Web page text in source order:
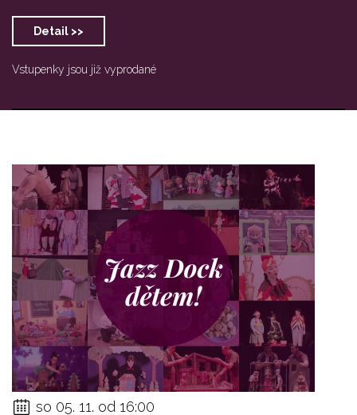
Detail >>
Vstupenky jsou již vyprodané
so 05. 11. od 16:00